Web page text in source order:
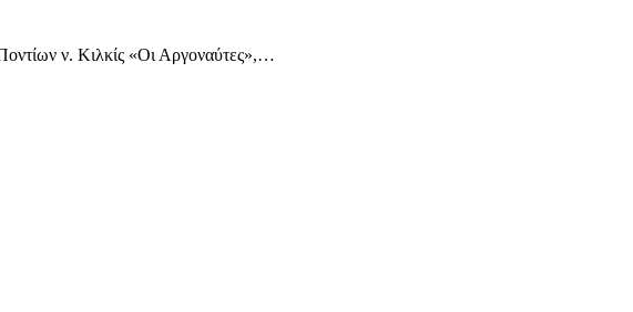
ν. Κιλκίς «Οι Αργοναύτες»,…